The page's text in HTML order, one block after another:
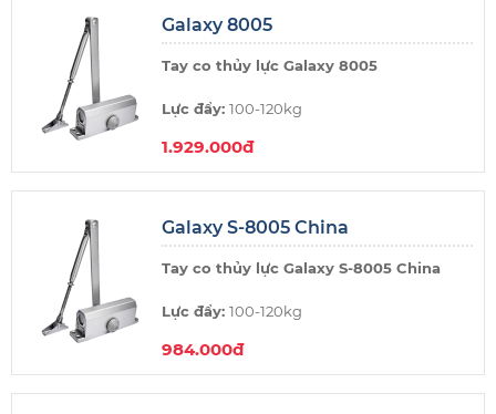
Không điểm dừng
Galaxy 8005
Tay co thủy lực Galaxy 8005
Lực đẩy: 100-120kg
Thương hiệu:
Xuất xứ:Taiwan (Đài Loan)
Không điểm dừng
1.929.000đ
Galaxy S-8005 China
Tay co thủy lực Galaxy S-8005 China
Lực đẩy: 100-120kg
Thương hiệu:
Xuất xứ:China (Trung Quốc)
984.000đ